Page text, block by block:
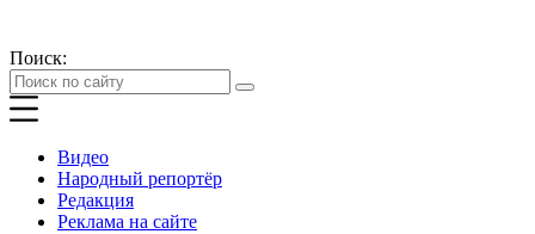
Поиск:
Видео
Народный репортёр
Редакция
Реклама на сайте